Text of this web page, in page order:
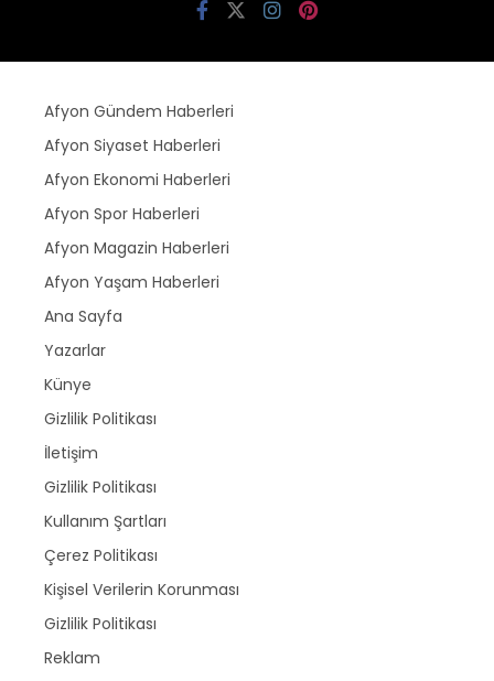
Afyon Gündem Haberleri
Afyon Siyaset Haberleri
Afyon Ekonomi Haberleri
Afyon Spor Haberleri
Afyon Magazin Haberleri
Afyon Yaşam Haberleri
Ana Sayfa
Yazarlar
Künye
Gizlilik Politikası
İletişim
Gizlilik Politikası
Kullanım Şartları
Çerez Politikası
Kişisel Verilerin Korunması
Gizlilik Politikası
Reklam